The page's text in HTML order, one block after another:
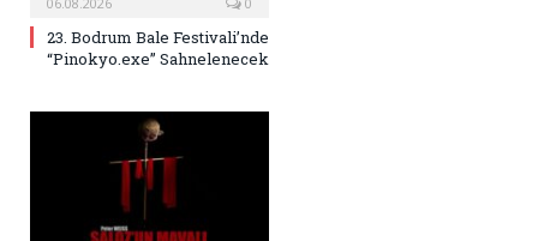
23. Bodrum Bale Festivali’nde
“Pinokyo.exe” Sahnelenecek